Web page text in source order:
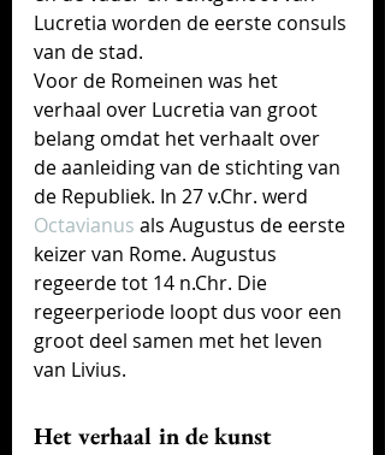
Lucretia worden de eerste consuls
van de stad.
Voor de Romeinen was het
verhaal over Lucretia van groot
belang omdat het verhaalt over
de aanleiding van de stichting van
de Republiek. In 27 v.Chr. werd
Octavianus als Augustus de eerste
keizer van Rome. Augustus
regeerde tot 14 n.Chr. Die
regeerperiode loopt dus voor een
groot deel samen met het leven
van Livius.
Het verhaal in de kunst